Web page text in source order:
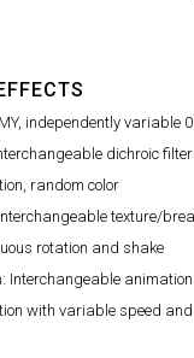
independently variable
dichroic
random color
texture/
rotation and shake
Interchangeable
with variable speed